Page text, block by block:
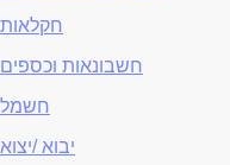
חקלאות
חשבונאות וכספים
חשמל
יבוא /יצוא